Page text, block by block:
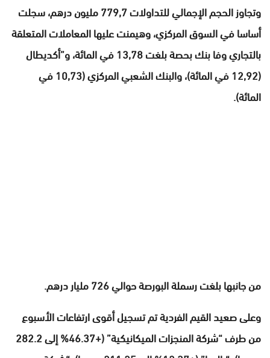
وتجاوز الحجم الإجمالي للتداولات 779,7 مليون درهم، سجلت
أساسا في السوق المركزي، وهيمنت عليها المعاملات المتعلقة
بالتجاري وفا بنك بحصة بلغت 13,78 في المائة، و”أكديطال
(12,92 في المائة)، والبنك الشعبي المركزي (10,73 في
المائة).
من جانبها بلغت رسملة البورصة حوالي 726 مليار درهم.
وعلى صعيد القيم الفردية تم تسجيل أقوى ارتفاعات الأسبوع
من طرف “شركة المنجزات الميكانيكية” (+46.37% إلى 282.2